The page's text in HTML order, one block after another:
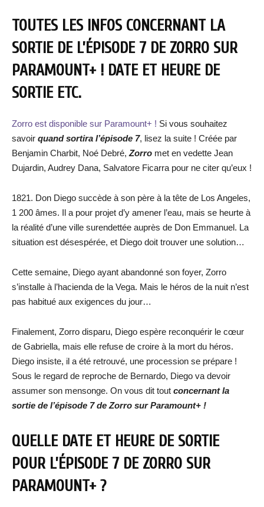
TOUTES LES INFOS CONCERNANT LA
SORTIE DE L’ÉPISODE 7 DE ZORRO SUR
PARAMOUNT+ ! DATE ET HEURE DE
SORTIE ETC.
Zorro est disponible sur Paramount+ ! Si vous souhaitez
savoir quand sortira l’épisode 7, lisez la suite ! Créée par
Benjamin Charbit, Noé Debré, Zorro met en vedette Jean
Dujardin, Audrey Dana, Salvatore Ficarra pour ne citer qu’eux !
1821. Don Diego succède à son père à la tête de Los Angeles,
1 200 âmes. Il a pour projet d’y amener l’eau, mais se heurte à
la réalité d’une ville surendettée auprès de Don Emmanuel. La
situation est désespérée, et Diego doit trouver une solution…
Cette semaine, Diego ayant abandonné son foyer, Zorro
s’installe à l’hacienda de la Vega. Mais le héros de la nuit n’est
pas habitué aux exigences du jour…
Finalement, Zorro disparu, Diego espère reconquérir le cœur
de Gabriella, mais elle refuse de croire à la mort du héros.
Diego insiste, il a été retrouvé, une procession se prépare !
Sous le regard de reproche de Bernardo, Diego va devoir
assumer son mensonge. On vous dit tout concernant la
sortie de l’épisode 7 de Zorro sur Paramount+ !
QUELLE DATE ET HEURE DE SORTIE
POUR L’ÉPISODE 7 DE ZORRO SUR
PARAMOUNT+ ?